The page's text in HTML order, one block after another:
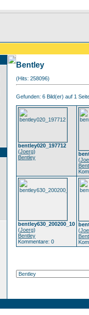
Bentley
(Hits: 258096)
Gefunden: 6 Bild(er) auf 1
bentley020_197712
(Joerg)
Bentley
(
bentley630_200200_10
(Joerg)
Bentley
Kommentare: 0
(